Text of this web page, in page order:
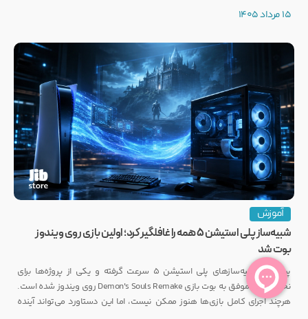
15 مرداد 1405
آموزش
شبیه‌ساز پلی استیشن ۵ همه را غافلگیر کرد؛ اولین بازی روی ویندوز
بوت شد
پیشرفت شبیه‌سازهای پلی استیشن ۵ سرعت گرفته و یکی از پروژه‌ها برای
نخستین بار موفق به بوت بازی Demon's Souls Remake روی ویندوز شده است.
هرچند اجرای کامل بازی‌ها هنوز ممکن نیست، اما این دستاورد می‌تواند آینده